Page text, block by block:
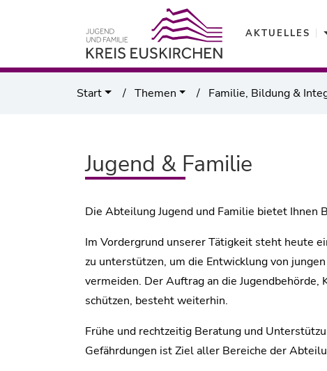
AKTUELLES
Start Themen Familie, Bildung &
Jugend & Familie
Die Abteilung Jugend und Familie bietet Ihnen
Im Vordergrund unserer Tätigkeit steht heute
zu unterstützen, um die Entwicklung von
vermeiden. Der Auftrag an die Jugendbehörde,
schützen, besteht weiterhin.
Frühe und rechtzeitig Beratung und
Gefährdungen ist Ziel aller Bereiche der